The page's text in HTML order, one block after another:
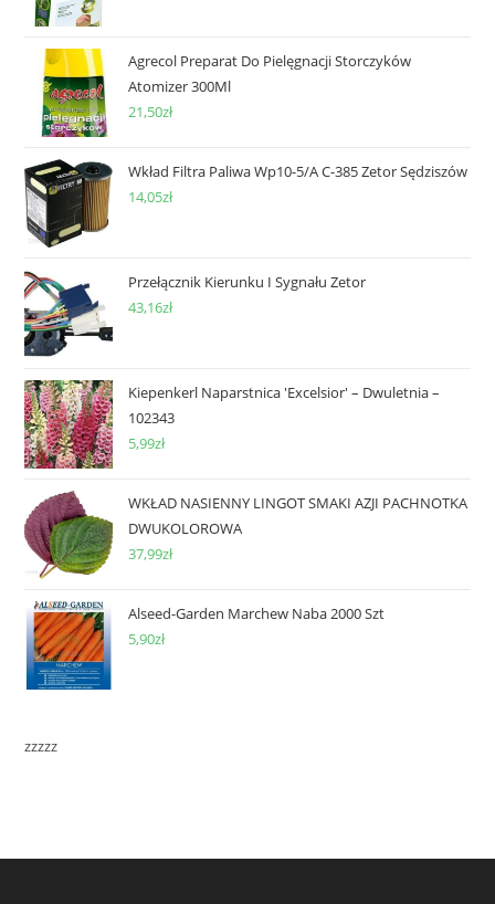
Agrecol Preparat Do Pielęgnacji Storczyków
Atomizer 300Ml
21,50zł
Wkład Filtra Paliwa Wp10-5/A C-385 Zetor Sędziszów
14,05zł
Przełącznik Kierunku I Sygnału Zetor
43,16zł
Kiepenkerl Naparstnica 'Excelsior' – Dwuletnia –
102343
5,99zł
WKŁAD NASIENNY LINGOT SMAKI AZJI PACHNOTKA
DWUKOLOROWA
37,99zł
Alseed-Garden Marchew Naba 2000 Szt
5,90zł
zzzzz